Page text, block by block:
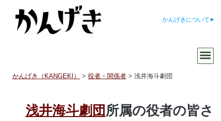
かんげきについて
かんげき（KANGEKI） >役者・関係者 >浅井海斗劇団
浅井海斗劇団 所属の役者の皆さ